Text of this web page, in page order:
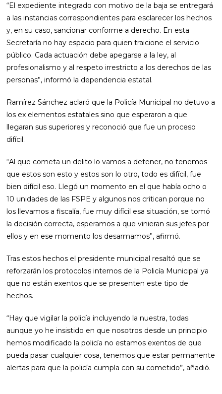
“El expediente integrado con motivo de la baja se entregará
a las instancias correspondientes para esclarecer los hechos
y, en su caso, sancionar conforme a derecho. En esta
Secretaría no hay espacio para quien traicione el servicio
público. Cada actuación debe apegarse a la ley, al
profesionalismo y al respeto irrestricto a los derechos de las
personas”, informó la dependencia estatal.
Ramírez Sánchez aclaró que la Policía Municipal no detuvo a
los ex elementos estatales sino que esperaron a que
llegaran sus superiores y reconoció que fue un proceso
difícil.
“Al que cometa un delito lo vamos a detener, no tenemos
que estos son esto y estos son lo otro, todo es difícil, fue
bien difícil eso. Llegó un momento en el que había ocho o
10 unidades de las FSPE y algunos nos critican porque no
los llevamos a fiscalía, fue muy difícil esa situación, se tomó
la decisión correcta, esperamos a que vinieran sus jefes por
ellos y en ese momento los desarmamos”, afirmó.
Tras estos hechos el presidente municipal resaltó que se
reforzarán los protocolos internos de la Policía Municipal ya
que no están exentos que se presenten este tipo de
hechos.
“Hay que vigilar la policía incluyendo la nuestra, todas
aunque yo he insistido en que nosotros desde un principio
hemos modificado la policía no estamos exentos de que
pueda pasar cualquier cosa, tenemos que estar permanente
alertas para que la policía cumpla con su cometido”, añadió.